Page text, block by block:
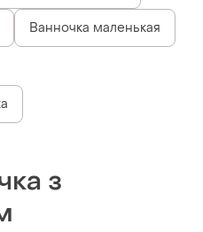
Ванночка маленькая
з